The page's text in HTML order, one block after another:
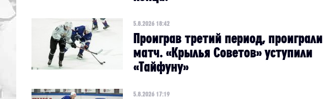
5.8.2026 18:42
Проиграв третий период, проиграли
матч. «Крылья Советов» уступили
«Тайфуну»
5.8.2026 17:19